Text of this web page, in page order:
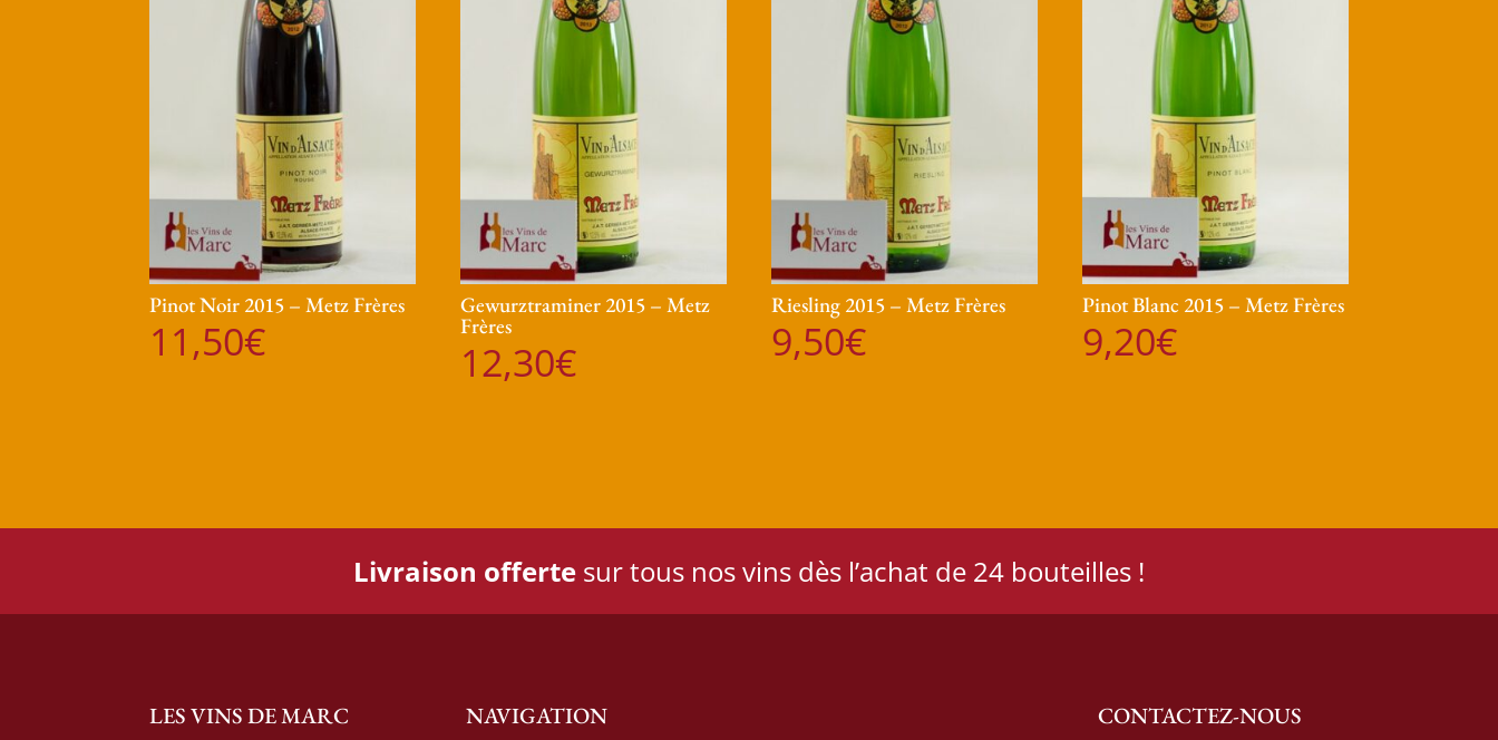
Pinot Noir 2015 – Metz Frères
11,50€
Gewurztraminer 2015 – Metz
Frères
12,30€
Riesling 2015 – Metz Frères
9,50€
Pinot Blanc 2015 – Metz Frères
9,20€
Livraison offerte sur tous nos vins dès l’achat de 24 bouteilles !
LES VINS DE MARC NAVIGATION CONTACTEZ-NOUS